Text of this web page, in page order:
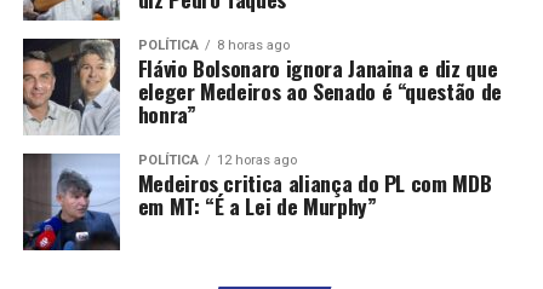
POLÍTICA 8 horas ago
Flávio Bolsonaro ignora Janaina e diz que
eleger Medeiros ao Senado é “questão de
honra”
POLÍTICA 12 horas ago
Medeiros critica aliança do PL com MDB
em MT: “É a Lei de Murphy”